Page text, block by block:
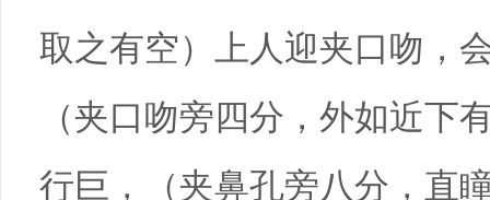
取之有空）上人迎夹口吻，
（夹口吻旁四分，外如近下
行巨，（夹鼻孔旁八分，直